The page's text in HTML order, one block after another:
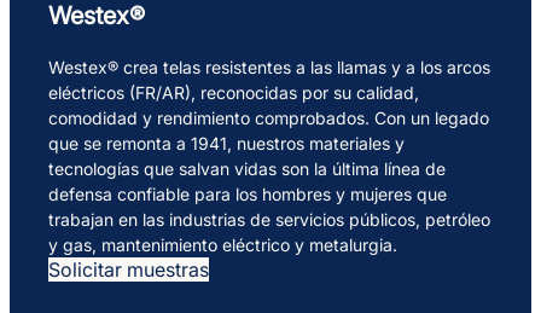
Westex®
Westex® crea telas resistentes a las llamas y a los arcos
eléctricos (FR/AR), reconocidas por su calidad,
comodidad y rendimiento comprobados. Con un legado
que se remonta a 1941, nuestros materiales y
tecnologías que salvan vidas son la última línea de
defensa confiable para los hombres y mujeres que
trabajan en las industrias de servicios públicos, petróleo
y gas, mantenimiento eléctrico y metalurgia.
Solicitar muestras